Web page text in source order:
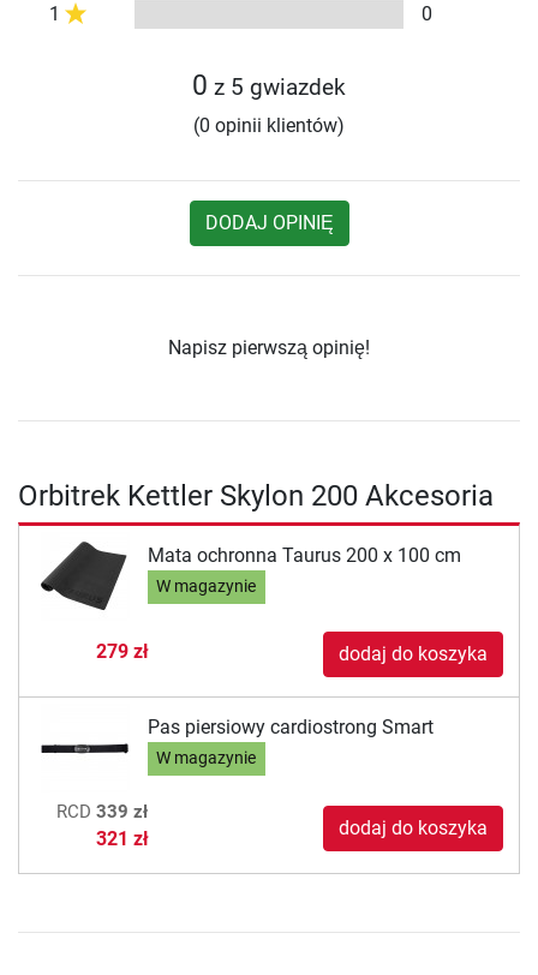
1
0
0 z 5 gwiazdek
(0 opinii klientów)
DODAJ OPINIĘ
Napisz pierwszą opinię!
Orbitrek Kettler Skylon 200 Akcesoria
Mata ochronna Taurus 200 x 100 cm
W magazynie
279 zł dodaj do koszyka
Pas piersiowy cardiostrong Smart
W magazynie
RCD 339 zł
321 zł dodaj do koszyka